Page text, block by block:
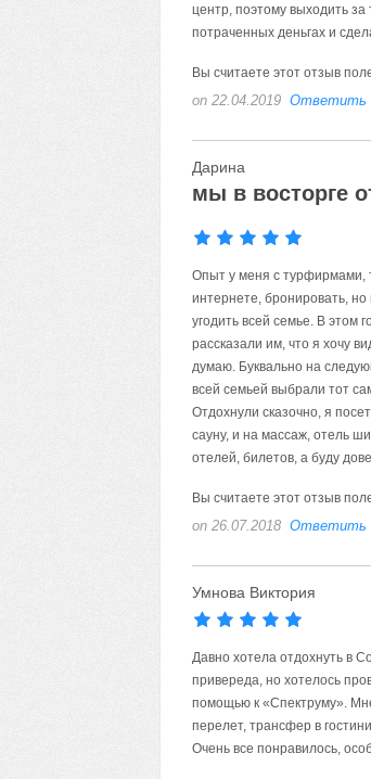
центр, поэтому выходить
потраченных деньгах и
Вы считаете этот отзыв
on 22.04.2019 Ответить
Дарина
мы в восторге
Опыт у меня с турфирмами,
интернете, бронировать,
угодить всей семье. В этом
рассказали им, что я хочу
думаю. Буквально на
всей семьей выбрали тот
Отдохнули сказочно, я
сауну, и на массаж, отель
отелей, билетов, а буду
Вы считаете этот отзыв
on 26.07.2018 Ответить
Умнова Виктория
Давно хотела отдохнуть в
привереда, но хотелось
помощью к «Спектруму».
перелет, трансфер в
Очень все понравилось,